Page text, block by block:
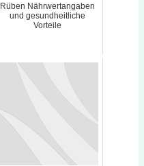
Rüben Nährwertangaben
und gesundheitliche
Vorteile